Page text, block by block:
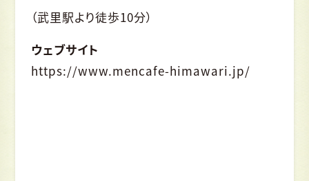
（武里駅より徒歩10分）
ウェブサイト
https://www.mencafe-himawari.jp/